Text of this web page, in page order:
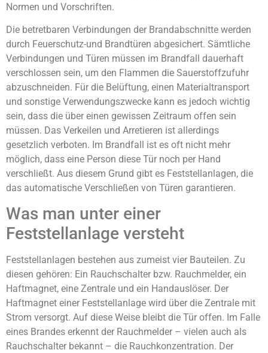
Normen und Vorschriften.
Die betretbaren Verbindungen der Brandabschnitte werden
durch Feuerschutz-und Brandtüren abgesichert. Sämtliche
Verbindungen und Türen müssen im Brandfall dauerhaft
verschlossen sein, um den Flammen die Sauerstoffzufuhr
abzuschneiden. Für die Belüftung, einen Materialtransport
und sonstige Verwendungszwecke kann es jedoch wichtig
sein, dass die über einen gewissen Zeitraum offen sein
müssen. Das Verkeilen und Arretieren ist allerdings
gesetzlich verboten. Im Brandfall ist es oft nicht mehr
möglich, dass eine Person diese Tür noch per Hand
verschließt. Aus diesem Grund gibt es Feststellanlagen, die
das automatische Verschließen von Türen garantieren.
Was man unter einer
Feststellanlage versteht
Feststellanlagen bestehen aus zumeist vier Bauteilen. Zu
diesen gehören: Ein Rauchschalter bzw. Rauchmelder, ein
Haftmagnet, eine Zentrale und ein Handauslöser. Der
Haftmagnet einer Feststellanlage wird über die Zentrale mit
Strom versorgt. Auf diese Weise bleibt die Tür offen. Im Falle
eines Brandes erkennt der Rauchmelder – vielen auch als
Rauchschalter bekannt – die Rauchkonzentration. Der